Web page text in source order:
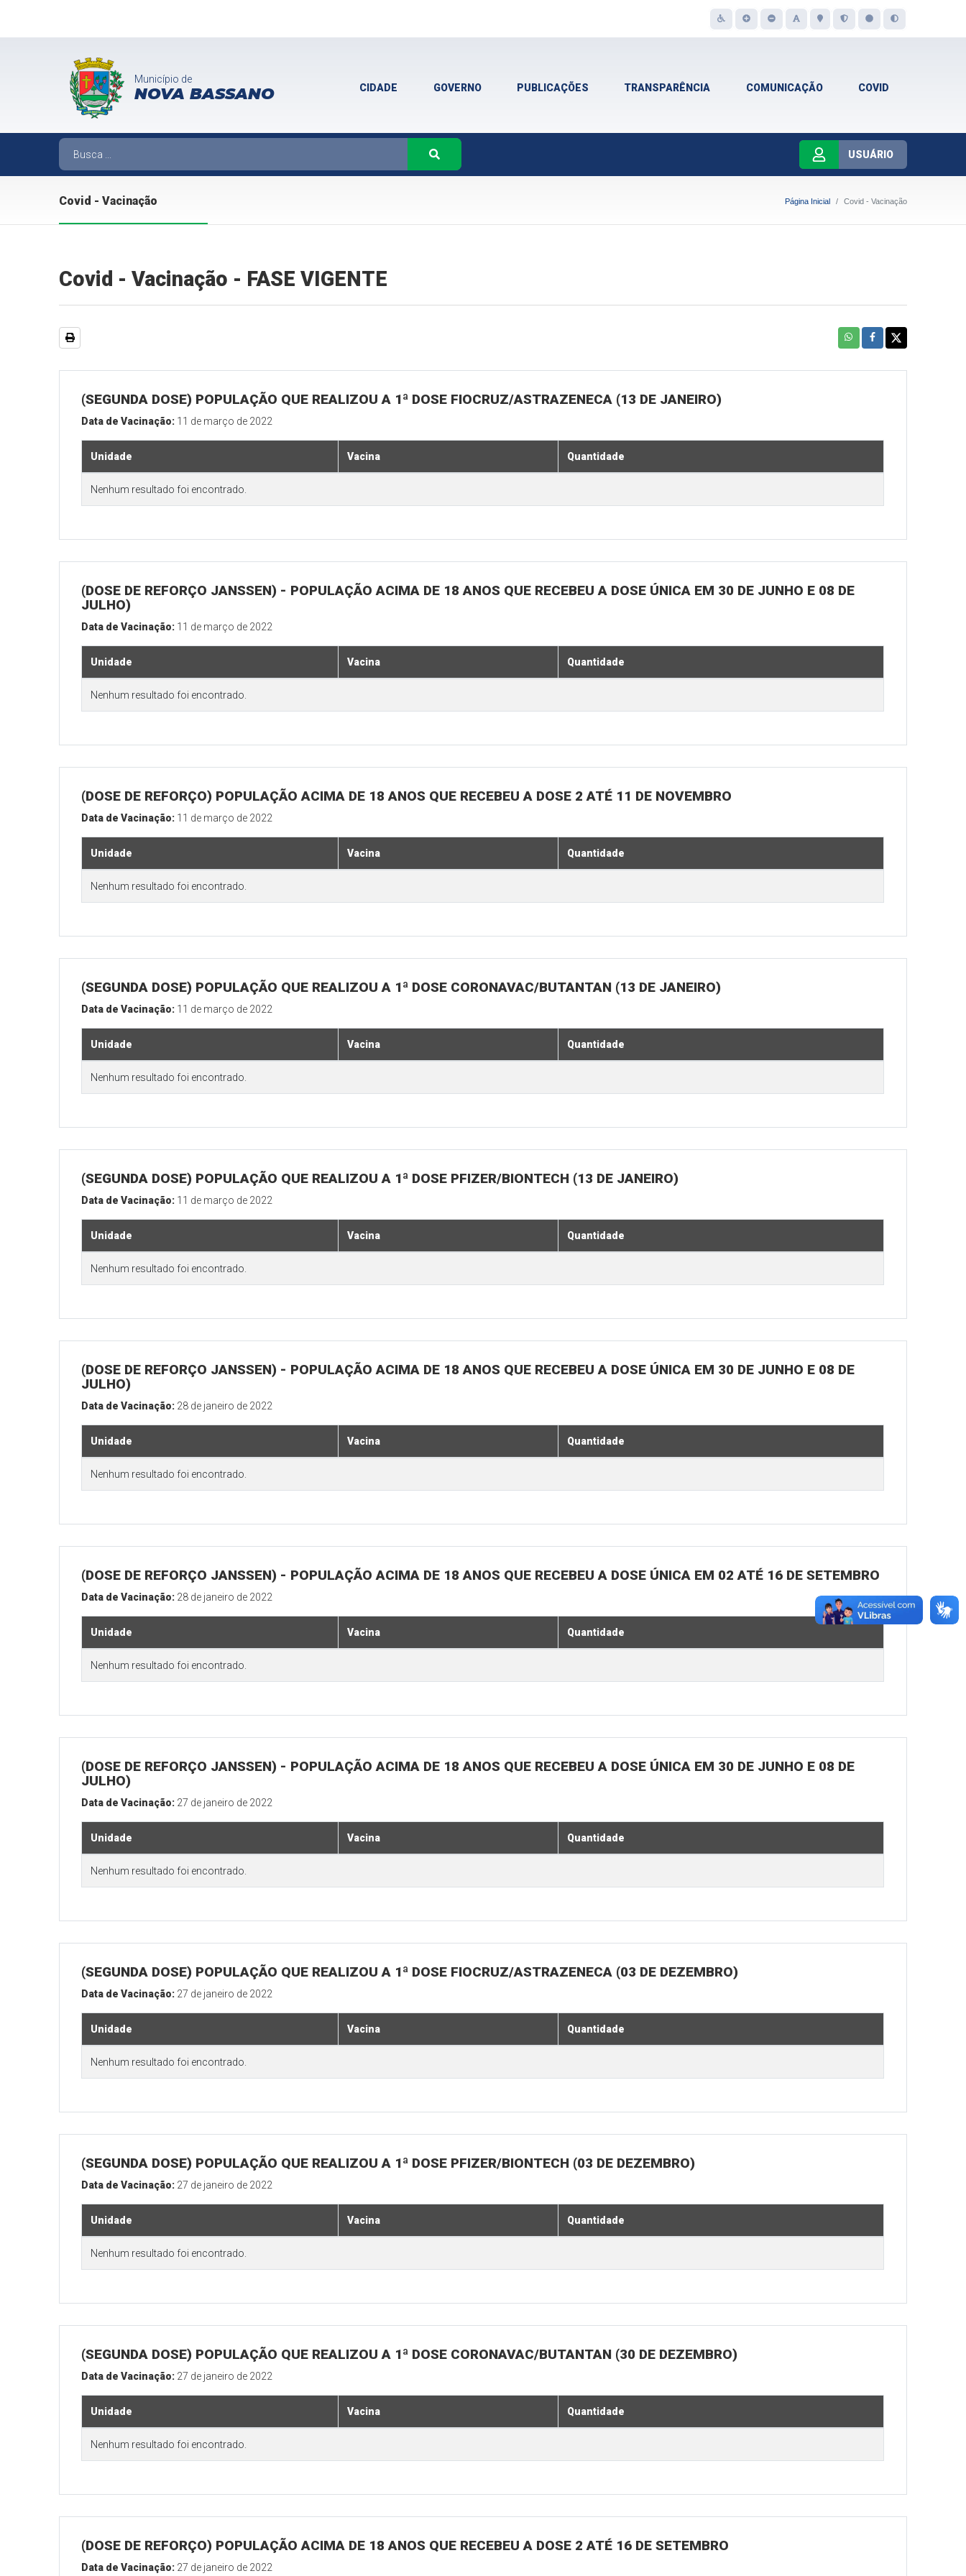
Município de
NOVA BASSANO CIDADE GOVERNO PUBLICAÇÕES TRANSPARÊNCIA COMUNICAÇÃO COVID
USUÁRIO
Covid - Vacinação Página Inicial Covid - Vacinação
Covid - Vacinação - FASE VIGENTE
(SEGUNDA DOSE) POPULAÇÃO QUE REALIZOU A 1ª DOSE FIOCRUZ/ASTRAZENECA (13 DE JANEIRO)
Data de Vacinação: 11 de março de 2022
Unidade Vacina Quantidade
Nenhum resultado foi encontrado.
(DOSE DE REFORÇO JANSSEN) - POPULAÇÃO ACIMA DE 18 ANOS QUE RECEBEU A DOSE ÚNICA EM 30 DE JUNHO E 08 DE
JULHO)
Data de Vacinação: 11 de março de 2022
Unidade Vacina Quantidade
Nenhum resultado foi encontrado.
(DOSE DE REFORÇO) POPULAÇÃO ACIMA DE 18 ANOS QUE RECEBEU A DOSE 2 ATÉ 11 DE NOVEMBRO
Data de Vacinação: 11 de março de 2022
Unidade Vacina Quantidade
Nenhum resultado foi encontrado.
(SEGUNDA DOSE) POPULAÇÃO QUE REALIZOU A 1ª DOSE CORONAVAC/BUTANTAN (13 DE JANEIRO)
Data de Vacinação: 11 de março de 2022
Unidade Vacina Quantidade
Nenhum resultado foi encontrado.
(SEGUNDA DOSE) POPULAÇÃO QUE REALIZOU A 1ª DOSE PFIZER/BIONTECH (13 DE JANEIRO)
Data de Vacinação: 11 de março de 2022
Unidade Vacina Quantidade
Nenhum resultado foi encontrado.
(DOSE DE REFORÇO JANSSEN) - POPULAÇÃO ACIMA DE 18 ANOS QUE RECEBEU A DOSE ÚNICA EM 30 DE JUNHO E 08 DE
JULHO)
Data de Vacinação: 28 de janeiro de 2022
Unidade Vacina Quantidade
Nenhum resultado foi encontrado.
(DOSE DE REFORÇO JANSSEN) - POPULAÇÃO ACIMA DE 18 ANOS QUE RECEBEU A DOSE ÚNICA EM 02 ATÉ 16 DE SETEMBRO
Data de Vacinação: 28 de janeiro de 2022
Unidade Vacina Quantidade
Nenhum resultado foi encontrado.
(DOSE DE REFORÇO JANSSEN) - POPULAÇÃO ACIMA DE 18 ANOS QUE RECEBEU A DOSE ÚNICA EM 30 DE JUNHO E 08 DE
JULHO)
Data de Vacinação: 27 de janeiro de 2022
Unidade Vacina Quantidade
Nenhum resultado foi encontrado.
(SEGUNDA DOSE) POPULAÇÃO QUE REALIZOU A 1ª DOSE FIOCRUZ/ASTRAZENECA (03 DE DEZEMBRO)
Data de Vacinação: 27 de janeiro de 2022
Unidade Vacina Quantidade
Nenhum resultado foi encontrado.
(SEGUNDA DOSE) POPULAÇÃO QUE REALIZOU A 1ª DOSE PFIZER/BIONTECH (03 DE DEZEMBRO)
Data de Vacinação: 27 de janeiro de 2022
Unidade Vacina Quantidade
Nenhum resultado foi encontrado.
(SEGUNDA DOSE) POPULAÇÃO QUE REALIZOU A 1ª DOSE CORONAVAC/BUTANTAN (30 DE DEZEMBRO)
Data de Vacinação: 27 de janeiro de 2022
Unidade Vacina Quantidade
Nenhum resultado foi encontrado.
(DOSE DE REFORÇO) POPULAÇÃO ACIMA DE 18 ANOS QUE RECEBEU A DOSE 2 ATÉ 16 DE SETEMBRO
Data de Vacinação: 27 de janeiro de 2022